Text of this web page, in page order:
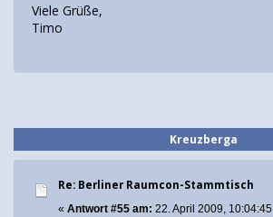
Viele Grüße,
Timo
Kreuzberga
Re: Berliner Raumcon-Stammtisch
« Antwort #55 am: 22. April 2009,